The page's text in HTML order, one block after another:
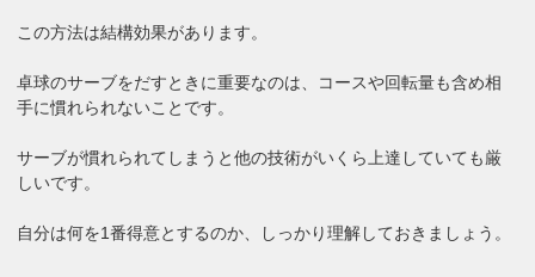
この方法は結構効果があります。
卓球のサーブをだすときに重要なのは、コースや回転量も含め相
手に慣れられないことです。
サーブが慣れられてしまうと他の技術がいくら上達していても厳
しいです。
自分は何を1番得意とするのか、しっかり理解しておきましょう。